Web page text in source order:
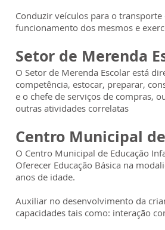
Conduzir veículos para o
funcionamento dos mesmos e
Setor de Merenda
O Setor de Merenda Escolar está
competência, estocar, preparar,
e o chefe de serviços de compras,
outras atividades correlatas
Centro Municipal
O Centro Municipal de Educação
Oferecer Educação Básica na
anos de idade.
Auxiliar no desenvolvimento da
capacidades tais como: interação